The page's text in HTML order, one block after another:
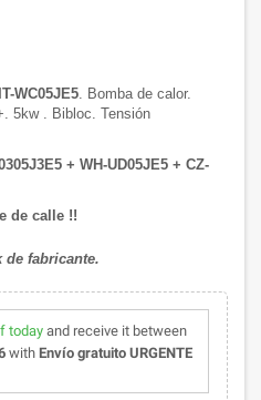
WC05JE5 Bomba de calor.
5kw . Bibloc. Tensión
+ WH-UD05JE5 + CZ-
de calle !!
fabricante.
todayand receive it between
with Envío gratuito URGENTE